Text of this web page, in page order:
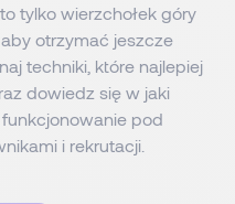
tylko wierzchołek góry
, aby otrzymać jeszcze
techniki, które najlepiej
dowiedz się w jaki
pod
i rekrutacji.